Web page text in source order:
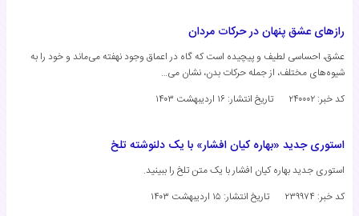
رازهای عشق پنهان در حرکات مردان
عشق، احساسی لطیف و پیچیده است که گاه در اعماق وجود نهفته می‌ماند و خود را به
شیوه‌های مختلف، از جمله حرکات بدن، نشان می…
کد خبر: ۲۴۰۰۰۲
تاریخ انتشار: ۱۶ اردیبهشت ۱۴۰۳
استوری جدید «بهاره کیان افشار» با یک دلنوشته تلخ
استوری جدید بهاره کیان افشار با یک متن تلخ را ببینید.
کد خبر: ۲۳۹۹۷۴
تاریخ انتشار: ۱۵ اردیبهشت ۱۴۰۳